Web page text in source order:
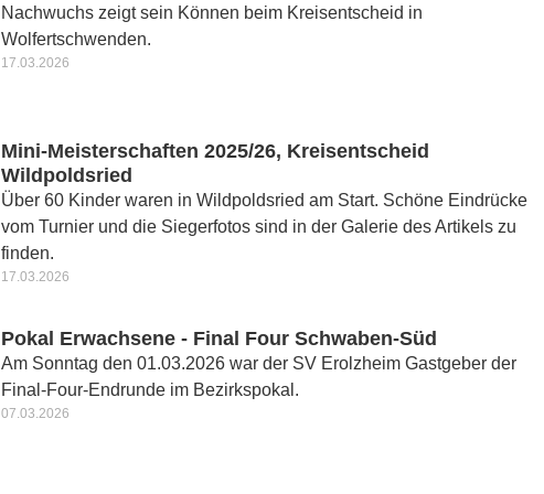
Nachwuchs zeigt sein Können beim Kreisentscheid in
Wolfertschwenden.
17.03.2026
Mini-Meisterschaften 2025/26, Kreisentscheid
Wildpoldsried
Über 60 Kinder waren in Wildpoldsried am Start. Schöne Eindrücke
vom Turnier und die Siegerfotos sind in der Galerie des Artikels zu
finden.
17.03.2026
Pokal Erwachsene - Final Four Schwaben-Süd
Am Sonntag den 01.03.2026 war der SV Erolzheim Gastgeber der
Final-Four-Endrunde im Bezirkspokal.
07.03.2026